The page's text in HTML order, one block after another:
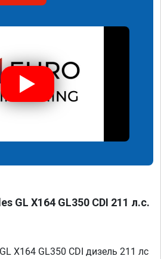
GL X164 GL350 CDI 211 л.с.
X164 GL350 CDI дизель 211 лс